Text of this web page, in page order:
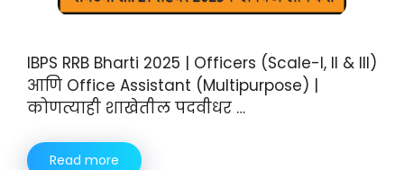
IBPS RRB Bharti 2025 | Officers (Scale-I, II & III)
आणि Office Assistant (Multipurpose) |
कोणत्याही शाखेतील पदवीधर …
Read more